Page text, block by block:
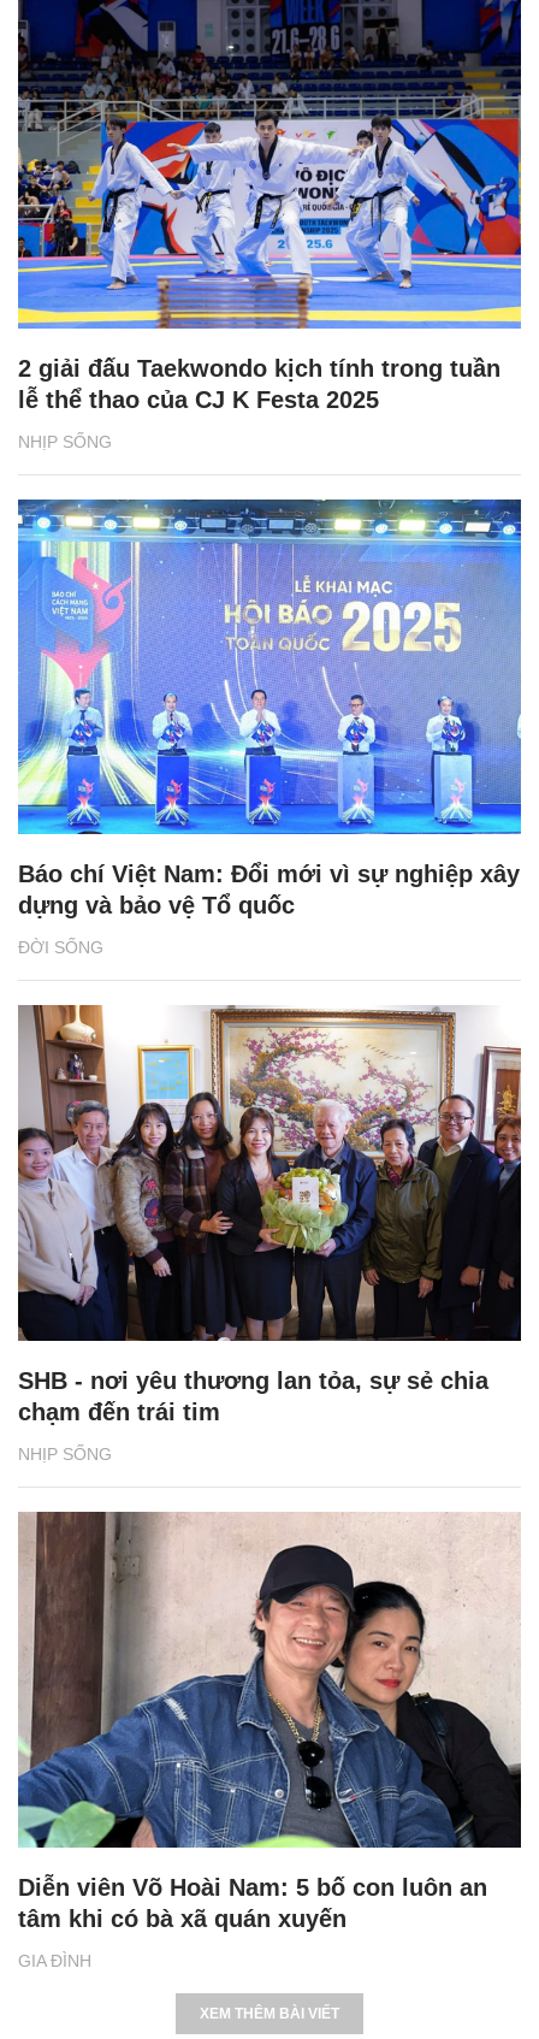
NHỊP SỐNG
2 giải đấu Taekwondo kịch tính trong tuần
lễ thể thao của CJ K Festa 2025
ĐỜI SỐNG
Báo chí Việt Nam: Đổi mới vì sự nghiệp xây
dựng và bảo vệ Tổ quốc
NHỊP SỐNG
SHB - nơi yêu thương lan tỏa, sự sẻ chia
chạm đến trái tim
GIA ĐÌNH
Diễn viên Võ Hoài Nam: 5 bố con luôn an
tâm khi có bà xã quán xuyến
XEM THÊM BÀI VIẾT